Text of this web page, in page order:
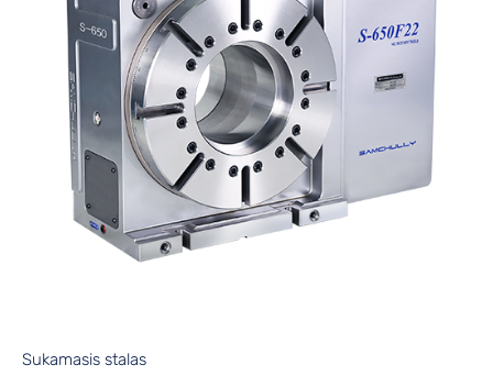
Sukamasis stalas